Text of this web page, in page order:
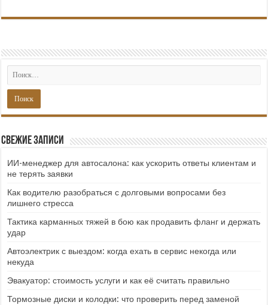
Свежие записи
ИИ-менеджер для автосалона: как ускорить ответы клиентам и
не терять заявки
Как водителю разобраться с долговыми вопросами без
лишнего стресса
Тактика карманных тяжей в бою как продавить фланг и держать
удар
Автоэлектрик с выездом: когда ехать в сервис некогда или
некуда
Эвакуатор: стоимость услуги и как её считать правильно
Тормозные диски и колодки: что проверить перед заменой